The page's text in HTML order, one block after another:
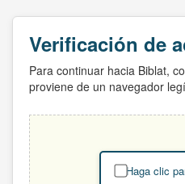
Verificación de
Para continuar hacia Biblat,
proviene de un navegador
Haga clic